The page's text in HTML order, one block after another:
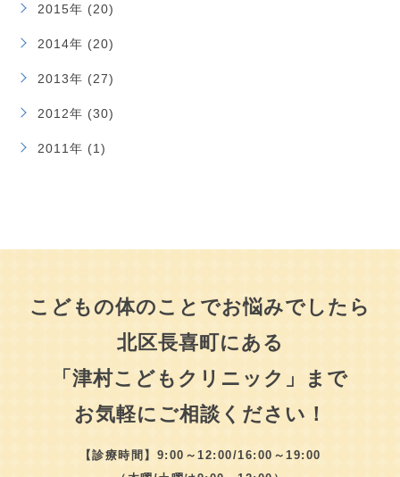
2015年 (20)
2014年 (20)
2013年 (27)
2012年 (30)
2011年 (1)
こどもの体のことでお悩みでしたら
北区長喜町にある
「津村こどもクリニック」まで
お気軽にご相談ください！
【診療時間】9:00～12:00/16:00～19:00